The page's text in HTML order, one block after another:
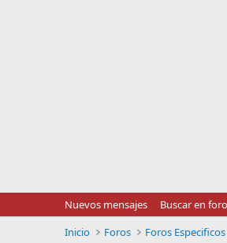
Nuevos mensajes
Buscar en
Inicio
Foros Foros